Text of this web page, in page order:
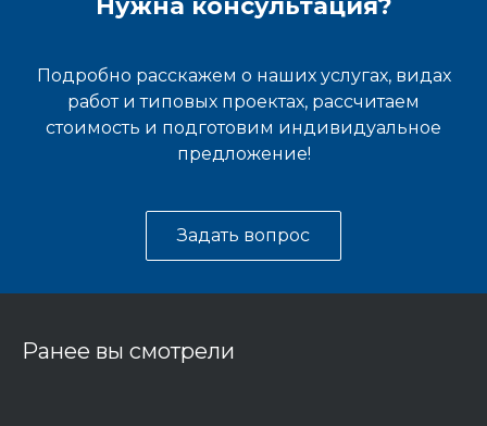
Нужна консультация?
Подробно расскажем о наших услугах, видах
работ и типовых проектах, рассчитаем
стоимость и подготовим индивидуальное
предложение!
Задать вопрос
Ранее вы смотрели